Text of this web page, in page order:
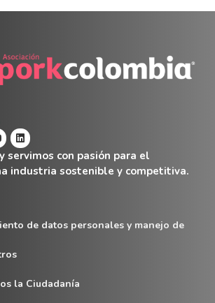
servimos con pasión para el
industria sostenible y competitiva.
de datos personales y manejo de
la Ciudadanía